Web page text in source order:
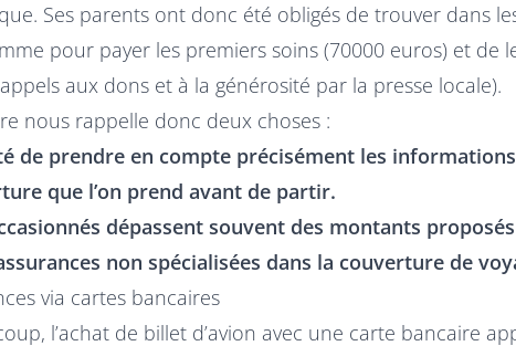
Ses parents ont donc été obligés de trouver dans
pour payer les premiers soins (70000 euros) et de
aux dons et à la générosité par la presse locale).
nous rappelle donc deux choses :
de prendre en compte précisément les
que l’on prend avant de partir.
dépassent souvent des montants
non spécialisées dans la couverture de
via cartes bancaires
l’achat de billet d’avion avec une carte bancaire